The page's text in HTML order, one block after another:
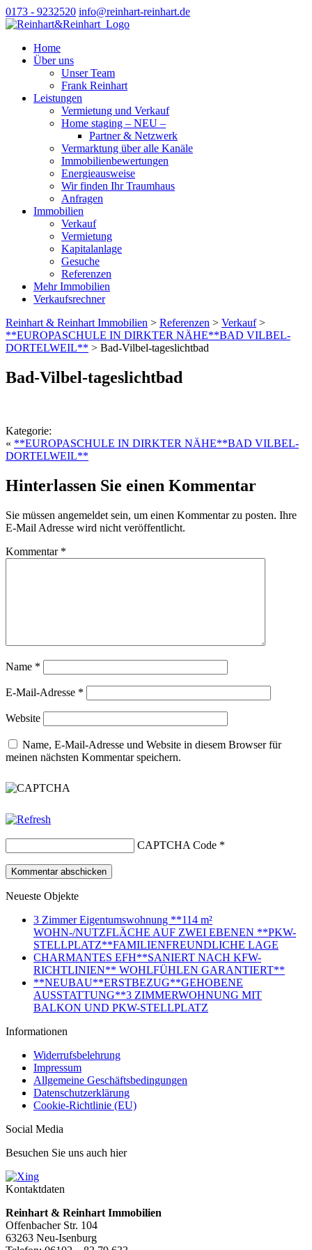
0173 - 9232520 info@reinhart-reinhart.de
Home
Über uns
Unser Team
Frank Reinhart
Leistungen
Vermietung und Verkauf
Home staging – NEU –
Partner & Netzwerk
Vermarktung über alle Kanäle
Immobilienbewertungen
Energieausweise
Wir finden Ihr Traumhaus
Anfragen
Immobilien
Verkauf
Vermietung
Kapitalanlage
Gesuche
Referenzen
Mehr Immobilien
Verkaufsrechner
Reinhart & Reinhart Immobilien > Referenzen > Verkauf>
**EUROPASCHULE IN DIRKTER NÄHE**BAD VILBEL-
DORTELWEIL** > Bad-Vilbel-tageslichtbad
Bad-Vilbel-tageslichtbad
Kategorie:
« **EUROPASCHULE IN DIRKTER NÄHE**BAD VILBEL-
DORTELWEIL**
Hinterlassen Sie einen Kommentar
Sie müssen angemeldet sein, um einen Kommentar zu posten. Ihre
E-Mail Adresse wird nicht veröffentlicht.
Kommentar *
Name *
E-Mail-Adresse *
Website
Name, E-Mail-Adresse und Website in diesem Browser für
meinen nächsten Kommentar speichern.
CAPTCHA Code *
Neueste Objekte
3 Zimmer Eigentumswohnung **114 m²
WOHN-/NUTZFLÄCHE AUF ZWEI EBENEN **PKW-
STELLPLATZ**FAMILIENFREUNDLICHE LAGE
CHARMANTES EFH**SANIERT NACH KFW-
RICHTLINIEN** WOHLFÜHLEN GARANTIERT**
**NEUBAU**ERSTBEZUG**GEHOBENE
AUSSTATTUNG**3 ZIMMERWOHNUNG MIT
BALKON UND PKW-STELLPLATZ
Informationen
Widerrufsbelehrung
Impressum
Allgemeine Geschäftsbedingungen
Datenschutzerklärung
Cookie-Richtlinie (EU)
Social Media
Besuchen Sie uns auch hier
Kontaktdaten
Reinhart & Reinhart Immobilien
Offenbacher Str. 104
63263 Neu-Isenburg